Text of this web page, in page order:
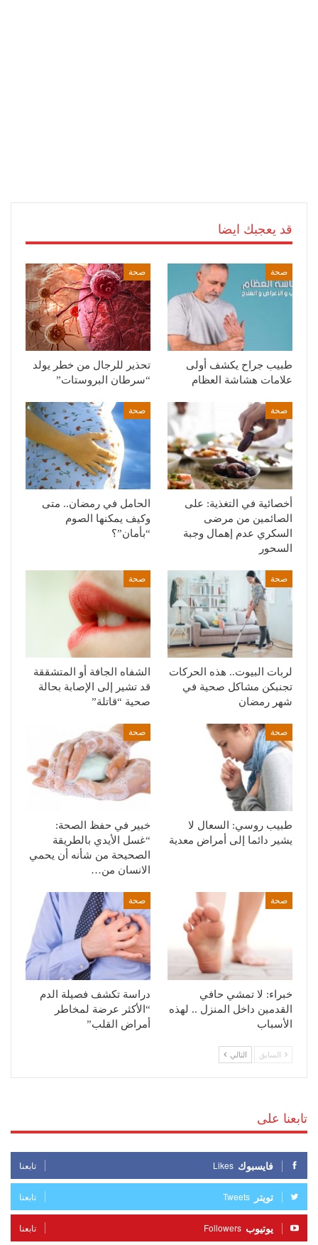
قد يعجبك ايضا
صحة
طبيب جراح يكشف أولى
علامات هشاشة العظام
صحة
تحذير للرجال من خطر يولد
“سرطان البروستات”
صحة
أخصائية في التغذية: على
الصائمين من مرضى
السكري عدم إهمال وجبة
السحور
صحة
الحامل في رمضان.. متى
وكيف يمكنها الصوم
“بأمان”؟
صحة
لربات البيوت.. هذه الحركات
تجنبكن مشاكل صحية في
شهر رمضان
صحة
الشفاه الجافة أو المتشققة
قد تشير إلى الإصابة بحالة
صحية “قاتلة”
صحة
طبيب روسي: السعال لا
يشير دائما إلى أمراض معدية
صحة
خبير في حفظ الصحة:
“غسل الأيدي بالطريقة
الصحيحة من شأنه أن يحمي
الانسان من…
صحة
خبراء: لا تمشي حافي
القدمين داخل المنزل .. لهذه
الأسباب
صحة
دراسة تكشف فصيلة الدم
“الأكثر عرضة لمخاطر
أمراض القلب”
السابق التالي
تابعنا على
فايسبوك Likes تابعنا
تويتر Tweets تابعنا
يوتيوب Followers تابعنا